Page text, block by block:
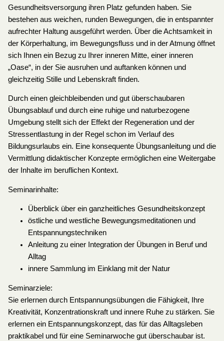
Gesundheitsversorgung ihren Platz gefunden haben. Sie
bestehen aus weichen, runden Bewegungen, die in entspannter
aufrechter Haltung ausgeführt werden. Über die Achtsamkeit in
der Körperhaltung, im Bewegungsfluss und in der Atmung öffnet
sich Ihnen ein Bezug zu Ihrer inneren Mitte, einer inneren
„Oase“, in der Sie ausruhen und auftanken können und
gleichzeitig Stille und Lebenskraft finden.
Durch einen gleichbleibenden und gut überschaubaren
Übungsablauf und durch eine ruhige und naturbezogene
Umgebung stellt sich der Effekt der Regeneration und der
Stressentlastung in der Regel schon im Verlauf des
Bildungsurlaubs ein. Eine konsequente Übungsanleitung und die
Vermittlung didaktischer Konzepte ermöglichen eine Weitergabe
der Inhalte im beruflichen Kontext.
Seminarinhalte:
Überblick über ein ganzheitliches Gesundheitskonzept
östliche und westliche Bewegungsmeditationen und
Entspannungstechniken
Anleitung zu einer Integration der Übungen in Beruf und
Alltag
innere Sammlung im Einklang mit der Natur
Seminarziele:
Sie erlernen durch Entspannungsübungen die Fähigkeit, Ihre
Kreativität, Konzentrationskraft und innere Ruhe zu stärken. Sie
erlernen ein Entspannungskonzept, das für das Alltagsleben
praktikabel und für eine Seminarwoche gut überschaubar ist.